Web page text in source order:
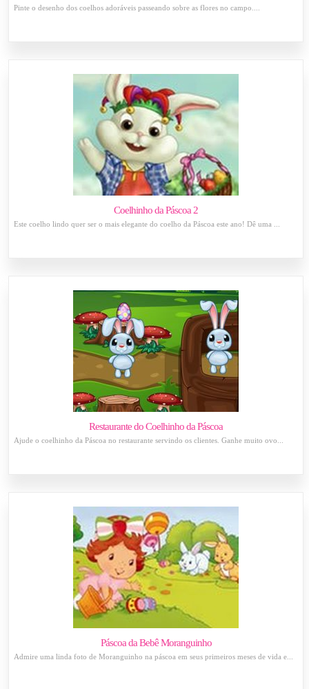
Pinte o desenho dos coelhos adoráveis passeando sobre as flores no campo....
Coelhinho da Páscoa 2
Este coelho lindo quer ser o mais elegante do coelho da Páscoa este ano! Dê uma ...
Restaurante do Coelhinho da Páscoa
Ajude o coelhinho da Páscoa no restaurante servindo os clientes. Ganhe muito ovo...
Páscoa da Bebê Moranguinho
Admire uma linda foto de Moranguinho na páscoa em seus primeiros meses de vida e...